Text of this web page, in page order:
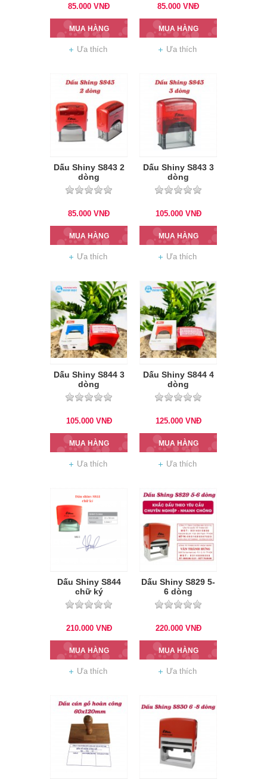
85.000 VNĐ
MUA HÀNG
Ưa thích
85.000 VNĐ
MUA HÀNG
Ưa thích
Dấu Shiny S843 2
dòng
85.000 VNĐ
MUA HÀNG
Ưa thích
Dấu Shiny S843 3
dòng
105.000 VNĐ
MUA HÀNG
Ưa thích
Dấu Shiny S844 3
dòng
105.000 VNĐ
MUA HÀNG
Ưa thích
Dấu Shiny S844 4
dòng
125.000 VNĐ
MUA HÀNG
Ưa thích
Dấu Shiny S844
chữ ký
210.000 VNĐ
MUA HÀNG
Ưa thích
Dấu Shiny S829 5-
6 dòng
220.000 VNĐ
MUA HÀNG
Ưa thích